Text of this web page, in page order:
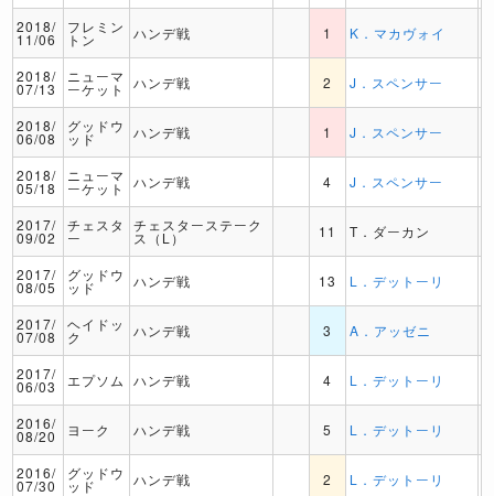
2018/
11/06
フレミン
トン ハンデ戦 1 K．マカヴォイ
2018/
07/13
ニューマ
ーケット ハンデ戦 2 J．スペンサー
2018/
06/08
グッドウ
ッド ハンデ戦 1 J．スペンサー
2018/
05/18
ニューマ
ーケット ハンデ戦 4 J．スペンサー
2017/
09/02
チェスタ
ー
チェスターステーク
ス（L） 11 T．ダーカン
2017/
08/05
グッドウ
ッド ハンデ戦 13 L．デットーリ
2017/
07/08
ヘイドッ
ク ハンデ戦 3 A．アッゼニ
2017/
06/03 エプソム ハンデ戦 4 L．デットーリ
2016/
08/20 ヨーク ハンデ戦 5 L．デットーリ
2016/
07/30
グッドウ
ッド ハンデ戦 2 L．デットーリ